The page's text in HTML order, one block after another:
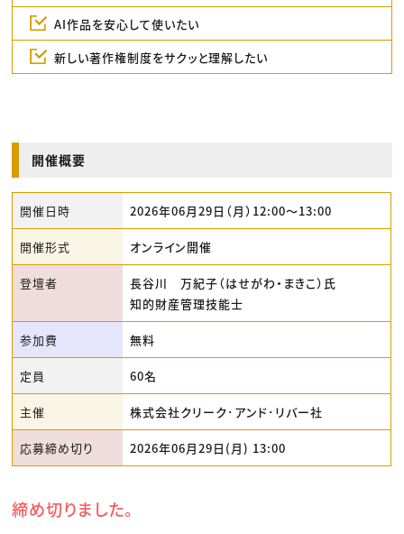
AI作品を安心して使いたい
新しい著作権制度をサクッと理解したい
開催概要
開催日時 2026年06月29日（月）12:00〜13:00
開催形式 オンライン開催
登壇者
長谷川 万紀子（はせがわ・まきこ）氏
知的財産管理技能士
参加費 無料
定員 60名
主催 株式会社クリーク･アンド･リバー社
応募締め切り 2026年06月29日(月) 13:00
締め切りました。